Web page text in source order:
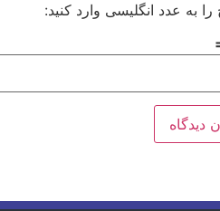
به عدد انگلیسی وارد کنید: